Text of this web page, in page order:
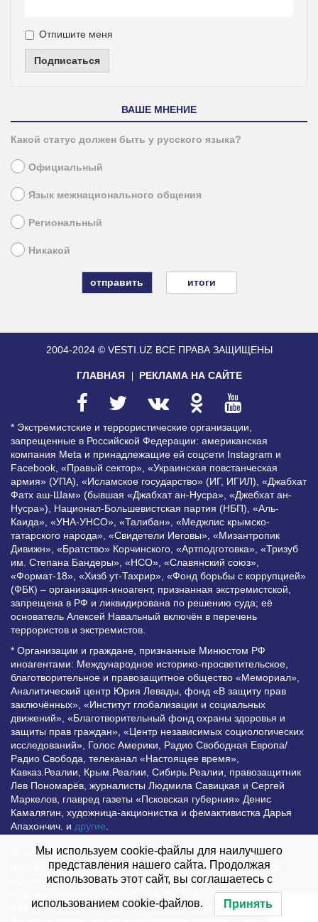
Отпишите меня
Подписаться
ВАШЕ МНЕНИЕ
Какой статус должен быть у русского языка?
Официальный
Язык межнационального общения
Региональный
Никакой
итоги
2004-2024 © VESTI.UZ ВСЕ ПРАВА ЗАЩИЩЕНЫ
ГЛАВНАЯ РЕКЛАМА НА САЙТЕ
* Экстремистские и террористические организации,
запрещенные в Российской Федерации: американская
компания Meta и принадлежащие ей соцсети Instagram и
Facebook, «Правый сектор», «Украинская повстанческая
армия» (УПА), «Исламское государство» (ИГ, ИГИЛ), «Джабхат
Фатх аш-Шам» (бывшая «Джабхат ан-Нусра», «Джебхат ан-
Нусра»), Национал-Большевистская партия (НБП), «Аль-
Каида», «УНА-УНСО», «Талибан», «Меджлис крымско-
татарского народа», «Свидетели Иеговы», «Мизантропик
Дивижн», «Братство» Корчинского, «Артподготовка», «Тризуб
им. Степана Бандеры», «НСО», «Славянский союз»,
«Формат-18», «Хизб ут-Тахрир», «Фонд борьбы с коррупцией»
(ФБК) – организация-иноагент, признанная экстремистской,
запрещена в РФ и ликвидирована по решению суда; её
основатель Алексей Навальный включён в перечень
террористов и экстремистов.
* Организации и граждане, признанные Минюстом РФ
иноагентами: Международное историко-просветительское,
благотворительное и правозащитное общество «Мемориал»,
Аналитический центр Юрия Левады, фонд «В защиту прав
заключённых», «Институт глобализации и социальных
движений», «Благотворительный фонд охраны здоровья и
защиты прав граждан», «Центр независимых социологических
исследований», Голос Америки, Радио Свободная Европа/
Радио Свобода, телеканал «Настоящее время»,
Кавказ.Реалии, Крым.Реалии, Сибирь.Реалии, правозащитник
Лев Пономарёв, журналисты Людмила Савицкая и Сергей
Маркелов, главред газеты «Псковская губерния» Денис
Камалягин, художница-акционистка и фемактивистка Дарья
Апахончич. и другие.
Все права защищены и охраняются законом. Любое
использование материалов сайта допустимо при условии
наличия активной гиперссылки на Vesti.UZ.
Редакция не несет ответственности за достоверность
информации, опубликованной в рекламных объявлениях.
Мы используем cookie-файлы для наилучшего
представления нашего сайта. Продолжая
использовать этот сайт, вы соглашаетесь с
использованием cookie-файлов. Принять